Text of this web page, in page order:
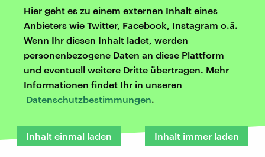
Hier geht es zu einem externen Inhalt eines
Anbieters wie Twitter, Facebook, Instagram o.ä.
Wenn Ihr diesen Inhalt ladet, werden
personenbezogene Daten an diese Plattform
und eventuell weitere Dritte übertragen. Mehr
Informationen findet Ihr in unseren
Datenschutzbestimmungen.
Inhalt einmal laden Inhalt immer laden